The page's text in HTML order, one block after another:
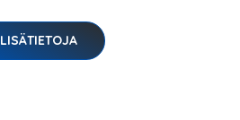
LISÄTIETOJA